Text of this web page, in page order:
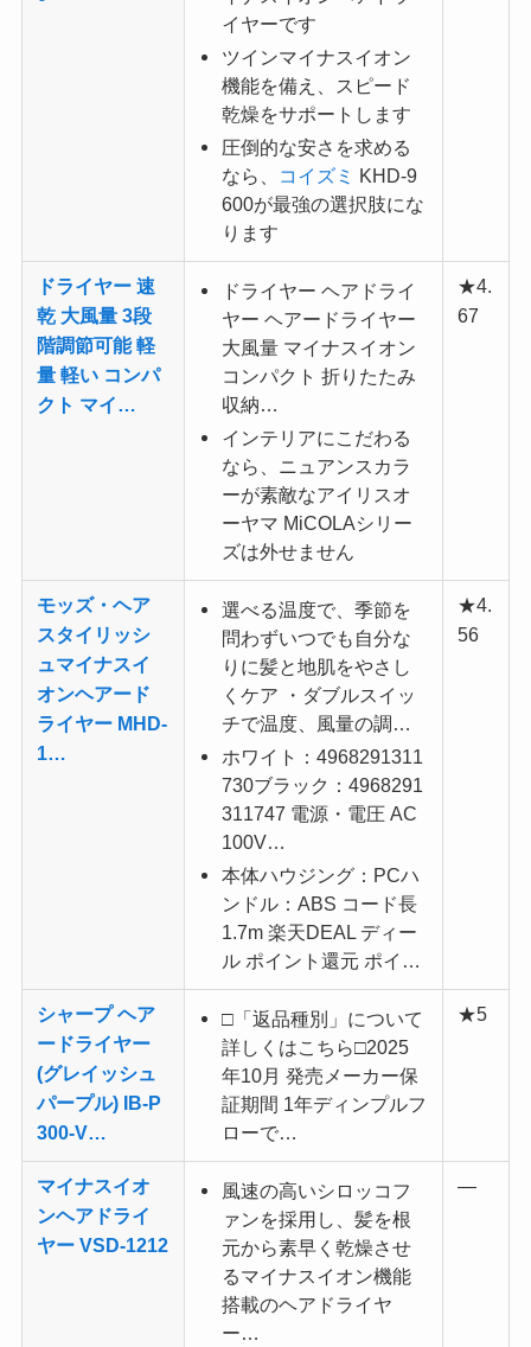
イヤーです
ツインマイナスイオン
機能を備え、スピード
乾燥をサポートします
圧倒的な安さを求める
なら、 コイズミ KHD-9
600が最強の選択肢にな
ります
ドライヤー 速
乾 大風量 3段
階調節可能 軽
量 軽い コンパ
クト マイ…
ドライヤー ヘアドライ
ヤー ヘアードライヤー
大風量 マイナスイオン
コンパクト 折りたたみ
収納…
インテリアにこだわる
なら、ニュアンスカラ
ーが素敵なアイリスオ
ーヤマ MiCOLAシリー
ズは外せません
★4.
67
モッズ・ヘア
スタイリッシ
ュマイナスイ
オンヘアード
ライヤー MHD-
1…
選べる温度で、季節を
問わずいつでも自分な
りに髪と地肌をやさし
くケア ・ダブルスイッ
チで温度、風量の調…
ホワイト：4968291311
730ブラック：4968291
311747 電源・電圧 AC
100V…
本体ハウジング：PCハ
ンドル：ABS コード長
1.7m 楽天DEAL ディー
ル ポイント還元 ポイ…
★4.
56
シャープ ヘア
ードライヤー
(グレイッシュ
パープル) IB-P
300-V…
□「返品種別」について
詳しくはこちら□2025
年10月 発売メーカー保
証期間 1年ディンプルフ
ローで…
★5
マイナスイオ
ンヘアドライ
ヤー VSD-1212
風速の高いシロッコフ
ァンを採用し、髪を根
元から素早く乾燥させ
るマイナスイオン機能
搭載のヘアドライヤ
ー…
—